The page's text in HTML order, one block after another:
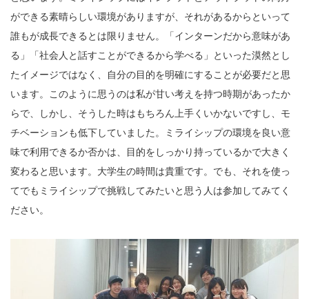
ができる素晴らしい環境がありますが、それがあるからといって
誰もが成長できるとは限りません。「インターンだから意味があ
る」「社会人と話すことができるから学べる」といった漠然とし
たイメージではなく、自分の目的を明確にすることが必要だと思
います。このように思うのは私が甘い考えを持つ時期があったか
らで、しかし、そうした時はもちろん上手くいかないですし、モ
チベーションも低下していました。ミライシップの環境を良い意
味で利用できるか否かは、目的をしっかり持っているかで大きく
変わると思います。大学生の時間は貴重です。でも、それを使っ
てでもミライシップで挑戦してみたいと思う人は参加してみてく
ださい。